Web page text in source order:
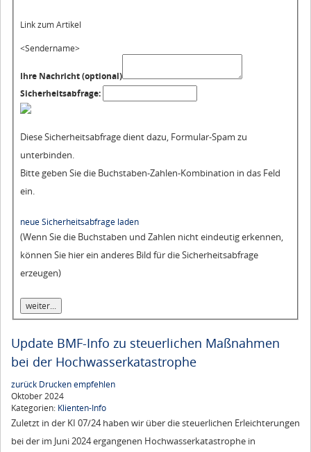
Link zum Artikel
<Sendername>
Ihre Nachricht (optional)
Sicherheitsabfrage:
Diese Sicherheitsabfrage dient dazu, Formular-Spam zu
unterbinden.
Bitte geben Sie die Buchstaben-Zahlen-Kombination in das Feld
ein.
neue Sicherheitsabfrage laden
(Wenn Sie die Buchstaben und Zahlen nicht eindeutig erkennen,
können Sie hier ein anderes Bild für die Sicherheitsabfrage
erzeugen)
Update BMF-Info zu steuerlichen Maßnahmen
bei der Hochwasserkatastrophe
zurück Druckenempfehlen
Oktober 2024
Kategorien: Klienten-Info
Zuletzt in der KI 07/24 haben wir über die steuerlichen Erleichterungen
bei der im Juni 2024 ergangenen Hochwasserkatastrophe in